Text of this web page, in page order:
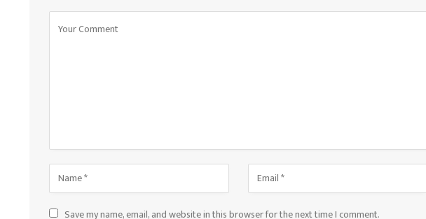
Save my name, email, and website in this browser for the next time I comment.